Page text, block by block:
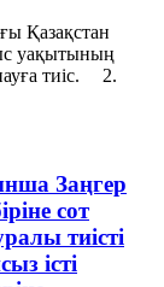
Қазақстан
уақытының
тиіс. 2.
Заңгер
сот
тиісті
істі